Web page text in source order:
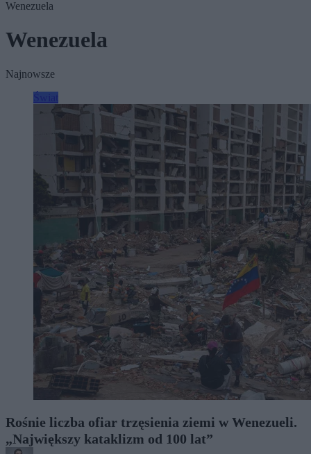
Wenezuela
Wenezuela
Najnowsze
Rośnie liczba ofiar trzęsienia ziemi w Wenezueli.
„Największy kataklizm od 100 lat”